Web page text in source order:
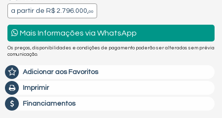
a partir de R$ 2.796.000,00
Mais Informações via WhatsApp
Os preços, disponibilidades e condições de pagamento poderão ser alterados sem prévia
comunicação.
Adicionar aos Favoritos
Imprimir
Financiamentos